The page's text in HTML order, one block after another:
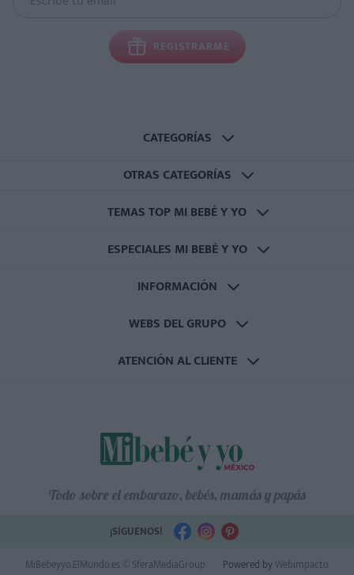
REGISTRARME
CATEGORÍAS
OTRAS CATEGORÍAS
TEMAS TOP MI BEBÉ Y YO
ESPECIALES MI BEBÉ Y YO
INFORMACIÓN
WEBS DEL GRUPO
ATENCIÓN AL CLIENTE
Todo sobre el embarazo, bebés, mamás y papás
¡SÍGUENOS!
MiBebeyyo.ElMundo.es © SferaMediaGroup
Powered byWebimpacto